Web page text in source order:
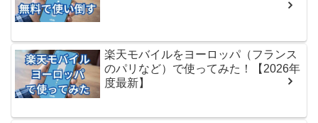
楽天モバイルをヨーロッパ（フランス
のパリなど）で使ってみた！【2026年
度最新】